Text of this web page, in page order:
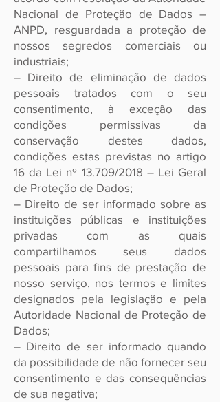
Nacional de Proteção de Dados –
ANPD, resguardada a proteção de
nossos segredos comerciais ou
industriais;
– Direito de eliminação de dados
pessoais tratados com o seu
consentimento, à exceção das
condições permissivas da
conservação destes dados,
condições estas previstas no artigo
16 da Lei nº 13.709/2018 – Lei Geral
de Proteção de Dados;
– Direito de ser informado sobre as
instituições públicas e instituições
privadas com as quais
compartilhamos seus dados
pessoais para fins de prestação de
nosso serviço, nos termos e limites
designados pela legislação e pela
Autoridade Nacional de Proteção de
Dados;
– Direito de ser informado quando
da possibilidade de não fornecer seu
consentimento e das consequências
de sua negativa;